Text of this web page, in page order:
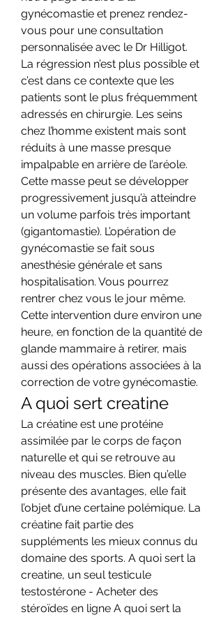
gynécomastie et prenez rendez-
vous pour une consultation
personnalisée avec le Dr Hilligot.
La régression n’est plus possible et
c’est dans ce contexte que les
patients sont le plus fréquemment
adressés en chirurgie. Les seins
chez l’homme existent mais sont
réduits à une masse presque
impalpable en arrière de l’aréole.
Cette masse peut se développer
progressivement jusqu’à atteindre
un volume parfois très important
(gigantomastie). L’opération de
gynécomastie se fait sous
anesthésie générale et sans
hospitalisation. Vous pourrez
rentrer chez vous le jour même.
Cette intervention dure environ une
heure, en fonction de la quantité de
glande mammaire à retirer, mais
aussi des opérations associées à la
correction de votre gynécomastie.
A quoi sert creatine
La créatine est une protéine
assimilée par le corps de façon
naturelle et qui se retrouve au
niveau des muscles. Bien qu’elle
présente des avantages, elle fait
l’objet d’une certaine polémique. La
créatine fait partie des
suppléments les mieux connus du
domaine des sports. A quoi sert la
creatine, un seul testicule
testostérone - Acheter des
stéroïdes en ligne A quoi sert la